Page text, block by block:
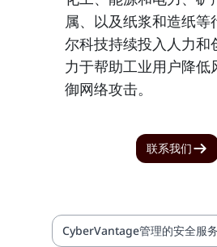
属、以及纸浆和造纸等
尔科技持续投入人力和
力于帮助工业用户降低
御网络攻击。
联系我们
CyberVantage管理的安全服务